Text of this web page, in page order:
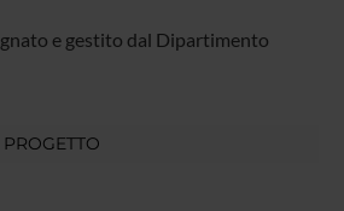
e gestito dal Dipartimento